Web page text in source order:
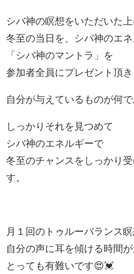
シバ神の瞑想をいただいた上
冬至の当日を、シバ神のエ
「シバ神のマントラ」を
参加者全員にプレゼント頂
自分が与えているものが何で
しっかりそれを見つめて
シバ神のエネルギーで
冬至のチャンスをしっかり
す。
月１回のトゥルーバランス
自分の声に耳を傾ける時間
とっても有難いです😍💓